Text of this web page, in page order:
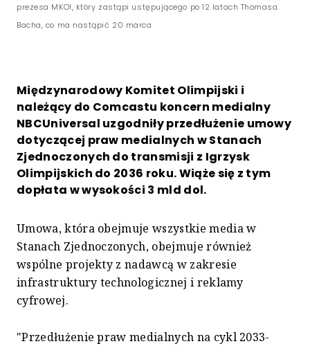
prezesa MKOl, który zastąpi ustępującego po 12 latach Thomasa
Bacha, co ma nastąpić 20 marca
Międzynarodowy Komitet Olimpijski i
należący do Comcastu koncern medialny
NBCUniversal uzgodniły przedłużenie umowy
dotyczącej praw medialnych w Stanach
Zjednoczonych do transmisji z Igrzysk
Olimpijskich do 2036 roku. Wiąże się z tym
dopłata w wysokości 3 mld dol.
Umowa, która obejmuje wszystkie media w
Stanach Zjednoczonych, obejmuje również
wspólne projekty z nadawcą w zakresie
infrastruktury technologicznej i reklamy
cyfrowej.
"Przedłużenie praw medialnych na cykl 2033-